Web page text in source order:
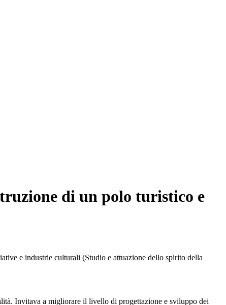
di un polo turistico e
e industrie culturali (Studio e attuazione dello spirito della
Invitava a migliorare il livello di progettazione e sviluppo dei